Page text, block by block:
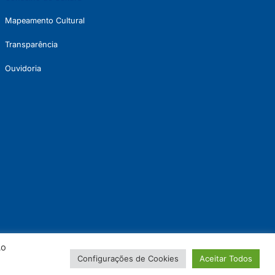
Mapeamento Cultural
Transparência
Ouvidoria
Configurações de Cookies Aceitar Todos